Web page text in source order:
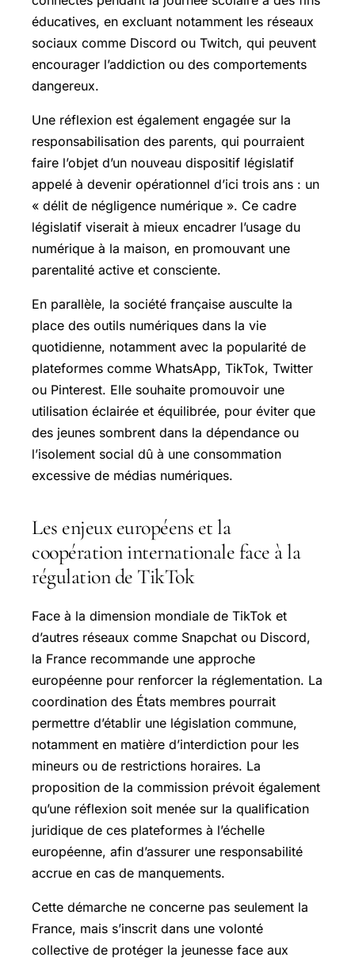
éducatives, en excluant notamment les réseaux
sociaux comme Discord ou Twitch, qui peuvent
encourager l’addiction ou des comportements
dangereux.
Une réflexion est également engagée sur la
responsabilisation des parents, qui pourraient
faire l’objet d’un nouveau dispositif législatif
appelé à devenir opérationnel d’ici trois ans : un
« délit de négligence numérique ». Ce cadre
législatif viserait à mieux encadrer l’usage du
numérique à la maison, en promouvant une
parentalité active et consciente.
En parallèle, la société française ausculte la
place des outils numériques dans la vie
quotidienne, notamment avec la popularité de
plateformes comme WhatsApp, TikTok, Twitter
ou Pinterest. Elle souhaite promouvoir une
utilisation éclairée et équilibrée, pour éviter que
des jeunes sombrent dans la dépendance ou
l’isolement social dû à une consommation
excessive de médias numériques.
Les enjeux européens et la
coopération internationale face à la
régulation de TikTok
Face à la dimension mondiale de TikTok et
d’autres réseaux comme Snapchat ou Discord,
la France recommande une approche
européenne pour renforcer la réglementation. La
coordination des États membres pourrait
permettre d’établir une législation commune,
notamment en matière d’interdiction pour les
mineurs ou de restrictions horaires. La
proposition de la commission prévoit également
qu’une réflexion soit menée sur la qualification
juridique de ces plateformes à l’échelle
européenne, afin d’assurer une responsabilité
accrue en cas de manquements.
Cette démarche ne concerne pas seulement la
France, mais s’inscrit dans une volonté
collective de protéger la jeunesse face aux